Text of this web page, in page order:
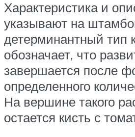
Характеристика и
указывают на
детерминантный тип
обозначает, что
завершается после
определенного
На вершине такого
остается кисть с